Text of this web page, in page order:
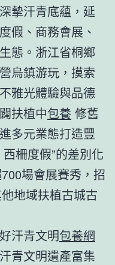
摯汗青底蘊，延
假、商務會展、
態。浙江省桐鄉
烏鎮游玩，摸索
雅光體驗與品德
扶植中包養 修舊
多元業態打造豐
柵度假”的差別化
場會展賽秀，招
地域扶植古城古
汗青文明包養網
青文明遺產富集